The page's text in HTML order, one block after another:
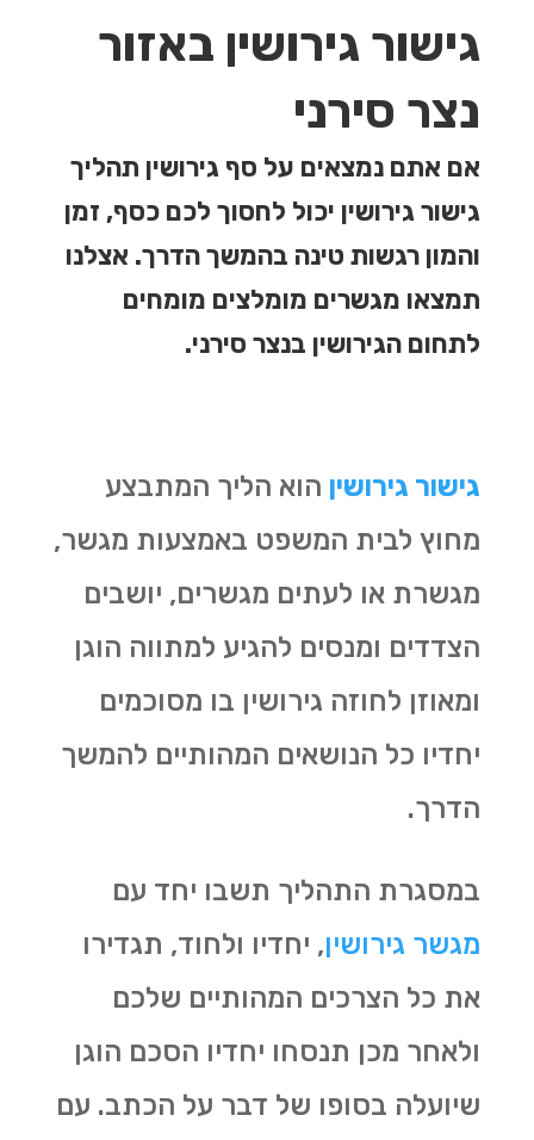
גישור גירושין באזור
נצר סירני
אם אתם נמצאים על סף גירושין תהליך
גישור גירושין יכול לחסוך לכם כסף, זמן
והמון רגשות טינה בהמשך הדרך. אצלנו
תמצאו מגשרים מומלצים מומחים
לתחום הגירושין בנצר סירני.
גישור גירושין הוא הליך המתבצע
מחוץ לבית המשפט באמצעות מגשר,
מגשרת או לעתים מגשרים, יושבים
הצדדים ומנסים להגיע למתווה הוגן
ומאוזן לחוזה גירושין בו מסוכמים
יחדיו כל הנושאים המהותיים להמשך
הדרך.
במסגרת התהליך תשבו יחד עם
מגשר גירושין, יחדיו ולחוד, תגדירו
את כל הצרכים המהותיים שלכם
ולאחר מכן תנסחו יחדיו הסכם הוגן
שיועלה בסופו של דבר על הכתב. עם